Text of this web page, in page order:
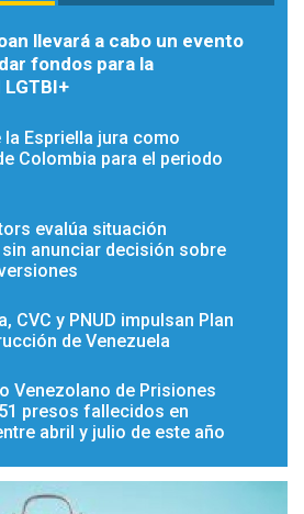
llevará a cabo un evento
fondos para la
la Espriella jura como
Colombia para el periodo
evalúa situación
anunciar decisión sobre
CVC y PNUD impulsan Plan
de Venezuela
Venezolano de Prisiones
presos fallecidos en
abril y julio de este año